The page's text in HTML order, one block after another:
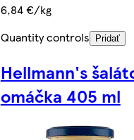
6,84 €/kg
Quantity controls
Pridať
Hellmann's
omáčka 405 ml